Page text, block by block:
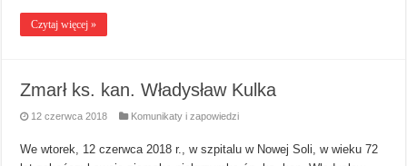
Czytaj więcej »
Zmarł ks. kan. Władysław Kulka
12 czerwca 2018 Komunikaty i zapowiedzi
We wtorek, 12 czerwca 2018 r., w szpitalu w Nowej Soli, w wieku 72